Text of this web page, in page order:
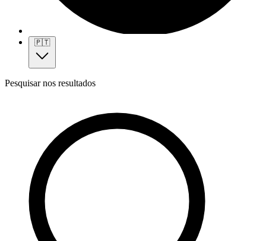
🇵🇹
Pesquisar nos resultados